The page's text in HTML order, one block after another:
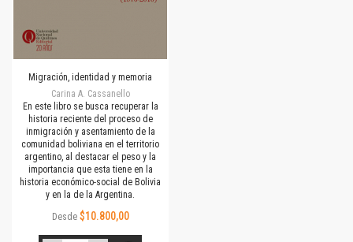
Migración, identidad y memoria
Carina A. Cassanello
En este libro se busca recuperar la
historia reciente del proceso de
inmigración y asentamiento de la
comunidad boliviana en el territorio
argentino, al destacar el peso y la
importancia que esta tiene en la
historia económico-social de Bolivia
y en la de la Argentina.
Desde $10.800,00